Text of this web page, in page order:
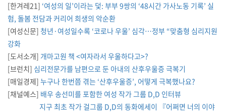
[한겨레21] ‘여성의 일’이라는 덫: 부부 9쌍의 ‘48시간 가사노동 기록’ 실
험, 돌봄 전담과 커리어 희생의 악순환
[여성신문] 청년·여성일수록 ‘코로나 우울’ 심각…정부 “맞춤형 심리지원
강화
[도서소개] 개마고원 책 <여자라서 우울하다고>?
[브런치] 심리전문가를 남편으로 둔 아내의 산후우울증 극복기
[매일경제] 누구나 한번쯤 겪는 ‘산후우울증’, 어떻게 극복했나요?
[채널예스] 배우 송선미를 포함한 여성 작가 그룹 D,D 인터뷰
지구 최초 작가 걸그룹 D,D의 동화에세이 『어쩌면 너의 이야